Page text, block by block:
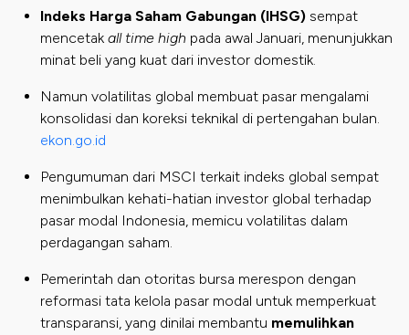
Indeks Harga Saham Gabungan (IHSG) sempat
mencetak all time high pada awal Januari, menunjukkan
minat beli yang kuat dari investor domestik.
Namun volatilitas global membuat pasar mengalami
konsolidasi dan koreksi teknikal di pertengahan bulan.
ekon.go.id
Pengumuman dari MSCI terkait indeks global sempat
menimbulkan kehati-hatian investor global terhadap
pasar modal Indonesia, memicu volatilitas dalam
perdagangan saham.
Pemerintah dan otoritas bursa merespon dengan
reformasi tata kelola pasar modal untuk memperkuat
transparansi, yang dinilai membantu memulihkan